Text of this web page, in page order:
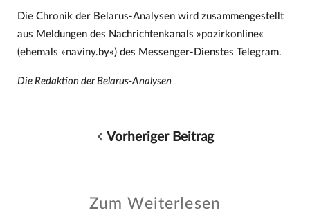
Die Chronik der Belarus-Analysen wird zusammengestellt
aus Meldungen des Nachrichtenkanals »pozirkonline«
(ehemals »naviny.by«) des Messenger-Dienstes Telegram.
Die Redaktion der Belarus-Analysen
Vorheriger Beitrag
Zum Weiterlesen